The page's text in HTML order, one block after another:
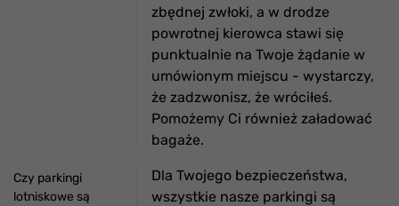
zbędnej zwłoki, a w drodze
powrotnej kierowca stawi się
punktualnie na Twoje żądanie w
umówionym miejscu - wystarczy,
że zadzwonisz, że wróciłeś.
Pomożemy Ci również załadować
bagaże.
Czy parkingi
lotniskowe są
Dla Twojego bezpieczeństwa,
wszystkie nasze parkingi są